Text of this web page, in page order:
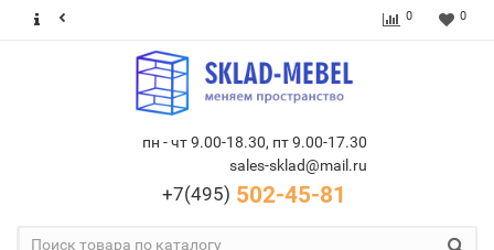
0 0
пн - чт 9.00-18.30, пт 9.00-17.30
sales-sklad@mail.ru
+7(495) 502-45-81